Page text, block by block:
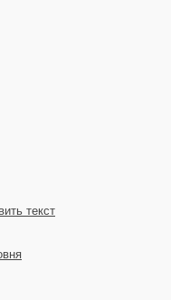
текст